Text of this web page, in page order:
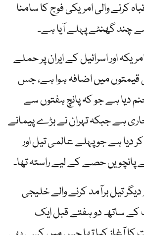
کرنے والی امریکی فوج کا سامنا
چند گھنٹے پہلے آیا ہے۔
اور اسرائیل کے ایران پر حملے
میں اضافہ ہوا ہے، جس
دیا ہے جو کہ پانچ ہفتوں سے
ہے جبکہ تہران نے بڑے پیمانے
دیا ہے جو پہلے عالمی تیل اور
پانچویں حصے کے لیے راستہ تھا۔
دیگر تیل برآمد کرنے والے خلیجی
ساتھ دو ہفتے قبل ایک